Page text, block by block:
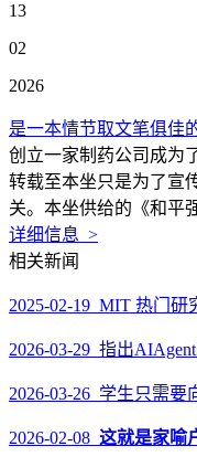
13
02
2026
是一本情节取文笔俱佳
创立一家制药公司成为
转载至本坐只是为了宣
关。本坐供给的《和平
详细信息 >
相关新闻
2025-02-19 MIT 热门研
2026-03-29 指出
2026-03-26 学生只需要
2026-02-08 这就是家喻